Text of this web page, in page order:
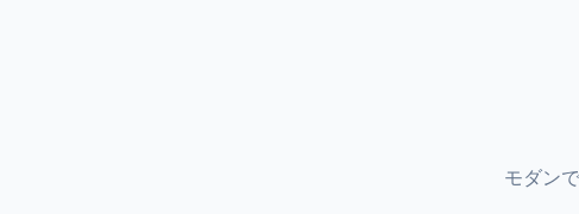
モダン